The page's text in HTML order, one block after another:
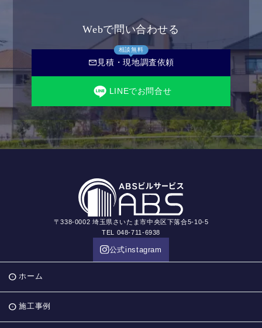
Webで問い合わせる
相談無料
mail見積・現地調査依頼
LINEでお問合せ
〒338-0002 埼玉県さいたま市中央区下落合5-10-5
TEL 048-711-6938
公式instagram
ホーム
施工事例